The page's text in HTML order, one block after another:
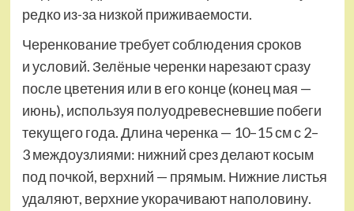
редко из-за низкой приживаемости.
Черенкование требует соблюдения сроков
и условий. Зелёные черенки нарезают сразу
после цветения или в его конце (конец мая —
июнь), используя полуодревесневшие побеги
текущего года. Длина черенка — 10–15 см с 2–
3 междоузлиями: нижний срез делают косым
под почкой, верхний — прямым. Нижние листья
удаляют, верх­ние укорачивают наполовину.